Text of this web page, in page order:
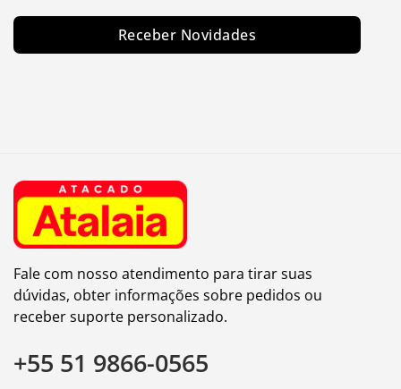
Receber Novidades
Fale com nosso atendimento para tirar suas
dúvidas, obter informações sobre pedidos ou
receber suporte personalizado.
+55 51 9866-0565